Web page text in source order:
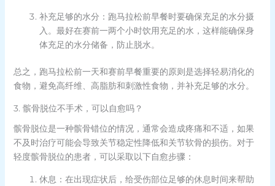
补充足够的水分：跑马拉松前早餐时要确保充足的水分摄
入。最好在赛前一两个小时饮用充足的水，这样能确保身
体充足的水分储备，防止脱水。
总之，跑马拉松前一天和赛前早餐重要的原则是选择轻易消化的
食物，避免高纤维、高脂肪和刺激性食物，并补充足够的水分。
3. 髌骨脱位不手术，可以自愈吗？
髌骨脱位是一种髌骨错位的情况，通常会造成疼痛和不适，如果
不及时治疗可能会导致关节稳定性降低和关节软骨的损伤。对于
轻度髌骨脱位的患者，可以采取以下自愈步骤：
休息：在出现症状后，给受伤部位足够的休息时间来帮助